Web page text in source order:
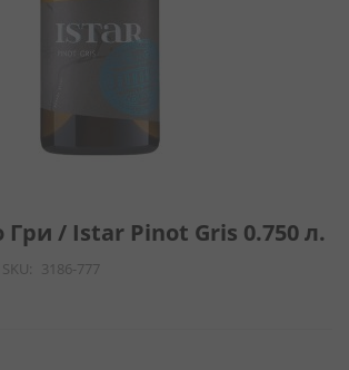
/ Istar Pinot Gris 0.750 л.
SKU
3186-777